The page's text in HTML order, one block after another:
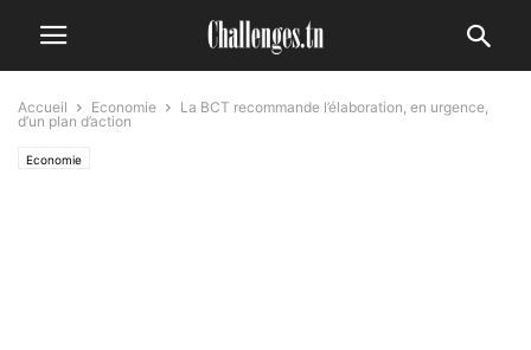
Accueil Economie
La BCT recommande l’élaboration, en urgence,
d’un plan d’action
Economie